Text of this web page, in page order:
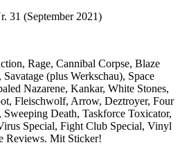
31 (September 2021)
Rage, Cannibal Corpse, Blaze
(plus Werkschau), Space
Nazarene, Kankar, White Stones,
Fleischwolf, Arrow, Deztroyer, Four
Death, Taskforce Toxicator,
Special, Fight Club Special, Vinyl
Reviews. Mit Sticker!